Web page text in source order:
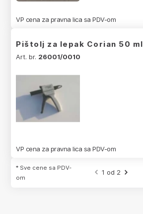
VP cena za pravna lica sa PDV-om
Pištolj za lepak Corian 50 ml
Art. br. 26001/0010
VP cena za pravna lica sa PDV-om
* Sve cene sa PDV-
om
1 od 2